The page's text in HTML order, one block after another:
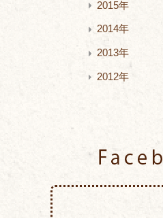
2015年
2014年
2013年
2012年